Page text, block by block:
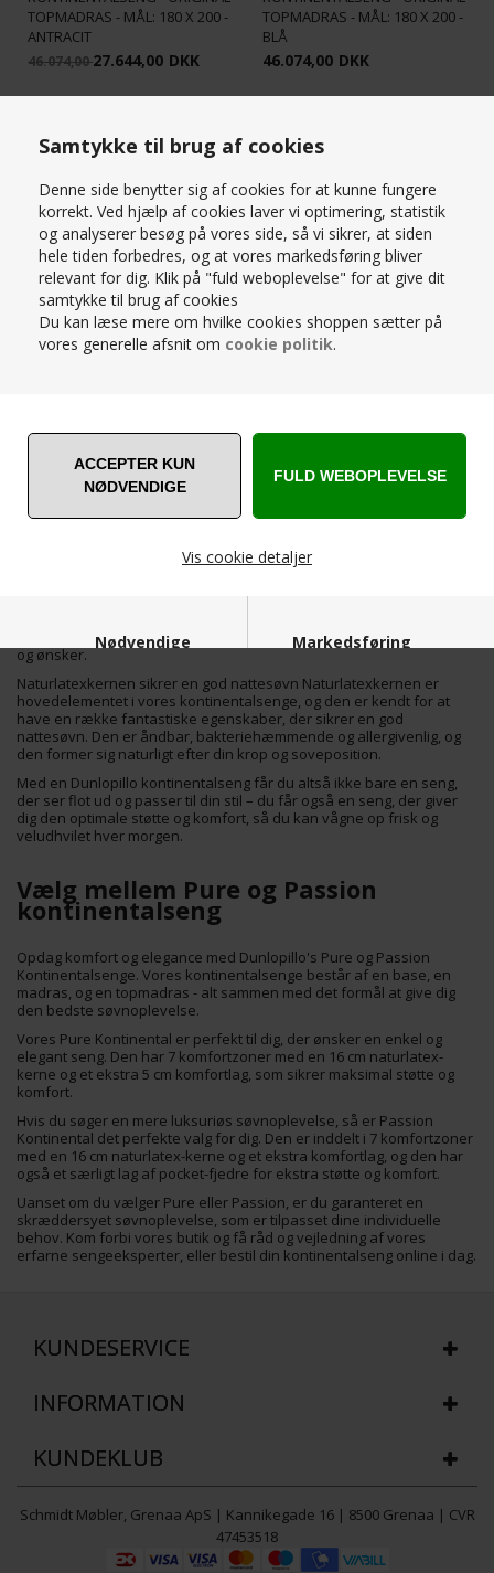
Samtykke til brug af cookies
Denne side benytter sig af cookies for at kunne fungere
korrekt. Ved hjælp af cookies laver vi optimering, statistik
og analyserer besøg på vores side, så vi sikrer, at siden
hele tiden forbedres, og at vores markedsføring bliver
relevant for dig. Klik på "fuld weboplevelse" for at give dit
samtykke til brug af cookies
Du kan læse mere om hvilke cookies shoppen sætter på
vores generelle afsnit om cookie politik.
Vis cookie detaljer
Nødvendige Markedsføring
Funktionelle Statistiske
TOPMADRAS - MÅL: 180 X 200 -
ANTRACIT
46.074,0027.644,00 DKK
TOPMADRAS - MÅL: 180 X 200 -
BLÅ
46.074,00 DKK
40%
DUNLOPILLO - PASSION
KONTINENTALSENG - ORIGINAL
TOPMADRAS - MÅL: 180 X 200 -
46.074,00
DUNLOPILLO - PASSION
TOPMADRAS - MÅL: 180 X 200 -
SAND
46.074,00
Få den ultimative komfort med en Dunlopillo kontinentalseng En
kontinentalseng fra Dunlopillo er skabt til at give dig den ultimative
kontinentalsenge består af tre lag – en base, en madras og en
pocketfjedre for en endnu mere luksuriøs søvnoplevelse.
kontinentalseng online eller besøge vores butik for at få råd og
hjælpe dig med at finde den perfekte seng, der passer til dine behov
og ønsker.
Naturlatexkernen sikrer en god nattesøvn Naturlatexkernen er
hovedelementet i vores kontinentalsenge, og den er kendt for at
have en række fantastiske egenskaber, der sikrer en god
nattesøvn. Den er åndbar, bakteriehæmmende og allergivenlig, og
den former sig naturligt efter din krop og soveposition.
Med en Dunlopillo kontinentalseng får du altså ikke bare en seng,
der ser flot ud og passer til din stil – du får også en seng, der giver
dig den optimale støtte og komfort, så du kan vågne op frisk og
veludhvilet hver morgen.
Vælg mellem Pure og Passion
kontinentalseng
Opdag komfort og elegance med Dunlopillo's Pure og Passion
Kontinentalsenge. Vores kontinentalsenge består af en base, en
madras, og en topmadras - alt sammen med det formål at give dig
den bedste søvnoplevelse.
Vores Pure Kontinental er perfekt til dig, der ønsker en enkel og
elegant seng. Den har 7 komfortzoner med en 16 cm naturlatex-
kerne og et ekstra 5 cm komfortlag, som sikrer maksimal støtte og
komfort.
Hvis du søger en mere luksuriøs søvnoplevelse, så er Passion
Kontinental det perfekte valg for dig. Den er inddelt i 7 komfortzoner
med en 16 cm naturlatex-kerne og et ekstra komfortlag, og den har
også et særligt lag af pocket-fjedre for ekstra støtte og komfort.
Uanset om du vælger Pure eller Passion, er du garanteret en
skræddersyet søvnoplevelse, som er tilpasset dine individuelle
behov. Kom forbi vores butik og få råd og vejledning af vores
erfarne sengeeksperter, eller bestil din kontinentalseng online i dag.
KUNDESERVICE
INFORMATION
KUNDEKLUB
Schmidt Møbler, Grenaa ApS | Kannikegade 16 | 8500 Grenaa | CVR
47453518